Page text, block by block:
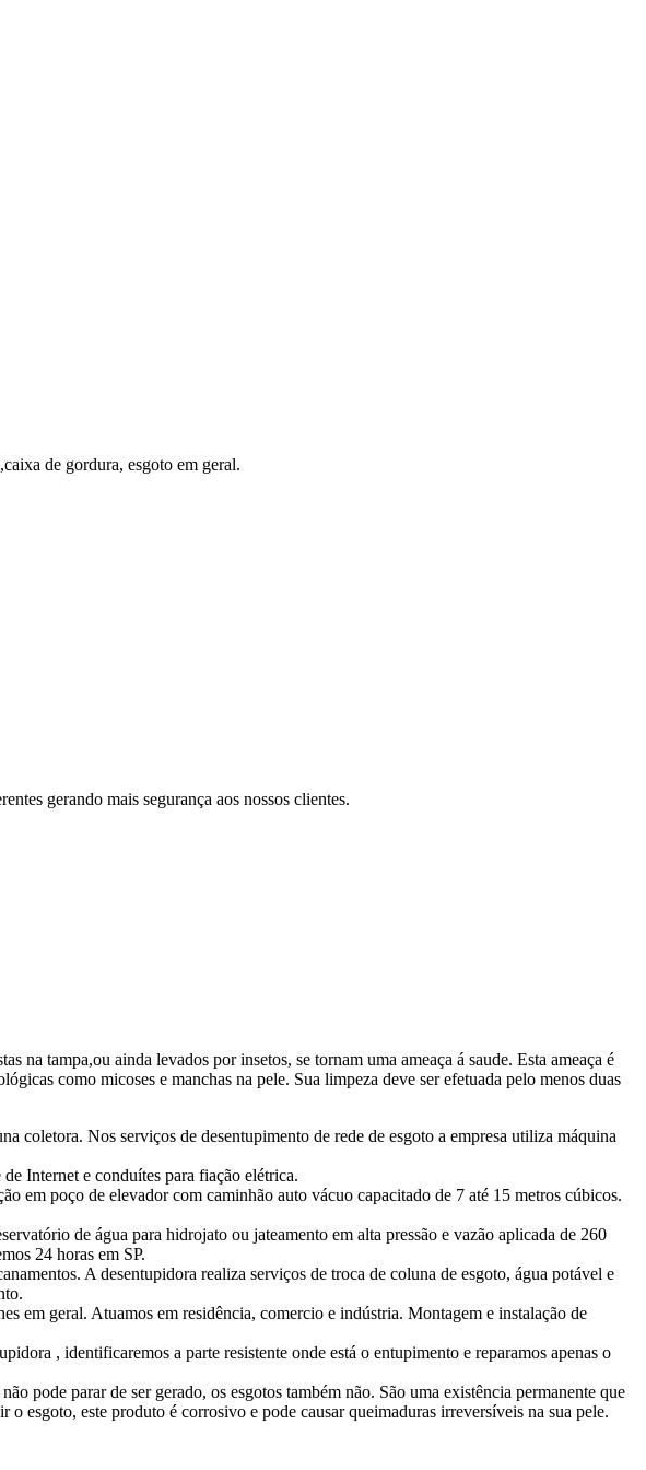
de gordura, esgoto em geral.
gerando mais segurança aos nossos clientes.
na tampa,ou ainda levados por insetos, se tornam uma ameaça á saude. Esta ameaça é
como micoses e manchas na pele. Sua limpeza deve ser efetuada pelo menos duas
coletora. Nos serviços de desentupimento de rede de esgoto a empresa utiliza máquina
Internet e conduítes para fiação elétrica.
em poço de elevador com caminhão auto vácuo capacitado de 7 até 15 metros cúbicos.
de água para hidrojato ou jateamento em alta pressão e vazão aplicada de 260
24 horas em SP.
A desentupidora realiza serviços de troca de coluna de esgoto, água potável e
em geral. Atuamos em residência, comercio e indústria. Montagem e instalação de
, identificaremos a parte resistente onde está o entupimento e reparamos apenas o
pode parar de ser gerado, os esgotos também não. São uma existência permanente que
esgoto, este produto é corrosivo e pode causar queimaduras irreversíveis na sua pele.